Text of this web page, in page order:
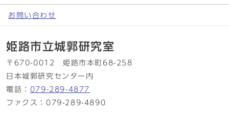
お問い合わせ
姫路市立城郭研究室
〒670-0012 姫路市本町68-258
日本城郭研究センター内
電話： 079-289-4877
ファクス：079-289-4890